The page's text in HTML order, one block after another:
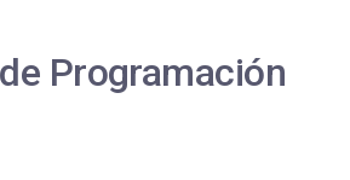
Programación